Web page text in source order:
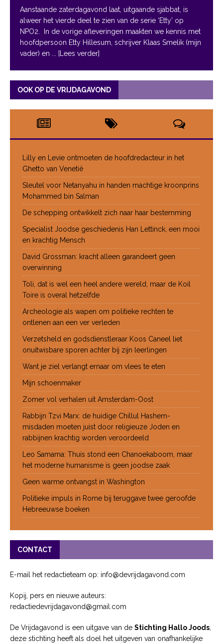
Aanstaande zaterdagavond laat, uitgaande sjabbat, is
alweer het vierde deel te zien van de serie ‘Etty’ op
NPO2. In de vorige afleveringen maakten we kennis met
hoofdpersoon Etty Hillesum, schrijver Klaas Smelik (mijn
vader) en ... [Lees verder]
OOK OP DE VRIJDAGAVOND
Lilly en Levie ontmoeten de hoofdredacteur in het
Ghetto van Venetië
Sleutel voor Netanyahu in handen machtige kroonprins
Mohammed bin Salman
De schepping ontwikkelt zich naar haar bestemming
Specialist Joodse geschiedenis Han Lettinck, een mooi
en krachtig Mensch
David Grossman: kracht alleen garandeert geen
overwinning
Toli, dat is wel een heel andere wereld, maar de Koil
Toire is overal hetzelfde
Archeologie als wapen om politieke rechten te
ontlenen aan een ver verleden
Verzetsheld en godsdienstleraar Koos Caneel liet
onuitwisbare sporen achter bij zijn leerlingen
Want je ziel verlangt ernaar om vlees te eten
Mijn schoenmaker
Zomer vol verhalen uit Amsterdam-Oost
Rabbijn Tzvi Marx: de huidige Chillul Hashem-
misdaden moeten juist door religieuze Joden en
rabbijnen krachtig worden veroordeeld
Leo Samama: Thuis stond een Chanoekaboom, maar
het moderne humanisme is geen joodse zaak
Geen warme ontvangst in Washington
Politieke impuls in Rome bij teruggave twee geroofde
Hebreeuwse boeken
CONTACT
E-mail het redactieteam op: info@devrijdagavond.com
Kopij, pers en nieuwe auteurs:
redactiedevrijdagavond@gmail.com
De Vrijdagavond is een uitgave van de Stichting Hallo Joods,
deze stichting heeft als doel het uitgeven van onafhankelijke